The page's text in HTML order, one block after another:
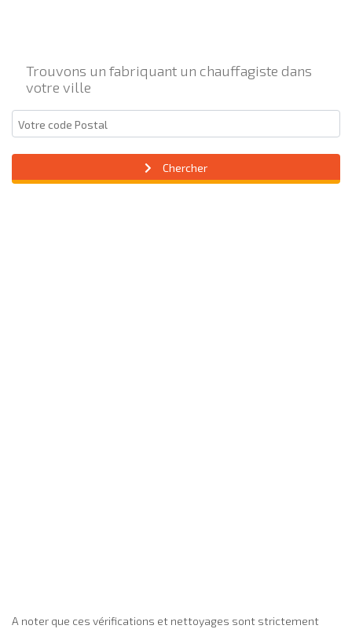
Trouvons un fabriquant un chauffagiste dans
votre ville
Chercher
A noter que ces vérifications et nettoyages sont strictement